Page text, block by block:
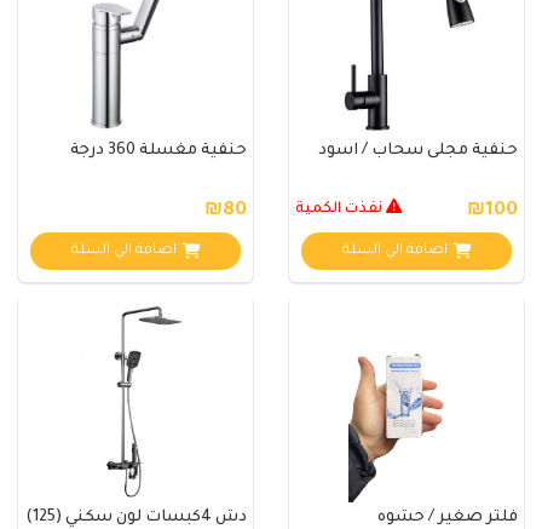
حنفية مجلى سحاب / اسود
₪100 نفذت الكمية
اضافة الي السلة
حنفية مغسلة 360 درجة
₪80
اضافة الي السلة
فلتر صغير / حشوه دش 4كبسات لون سكني (125)